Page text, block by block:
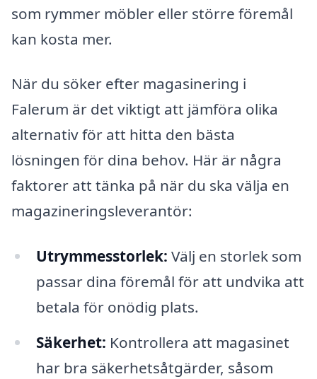
som rymmer möbler eller större föremål
kan kosta mer.
När du söker efter magasinering i
Falerum är det viktigt att jämföra olika
alternativ för att hitta den bästa
lösningen för dina behov. Här är några
faktorer att tänka på när du ska välja en
magazineringsleverantör:
Utrymmesstorlek: Välj en storlek som
passar dina föremål för att undvika att
betala för onödig plats.
Säkerhet: Kontrollera att magasinet
har bra säkerhetsåtgärder, såsom